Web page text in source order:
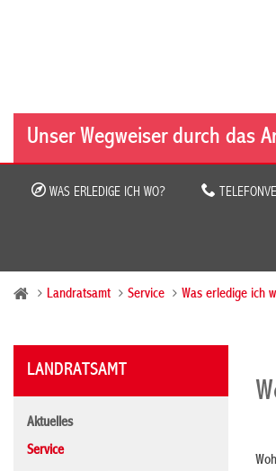
Unser Wegweiser durch das
WAS ERLEDIGE ICH WO?
Landratsamt Service Was erledige ich
LANDRATSAMT
Aktuelles
Service